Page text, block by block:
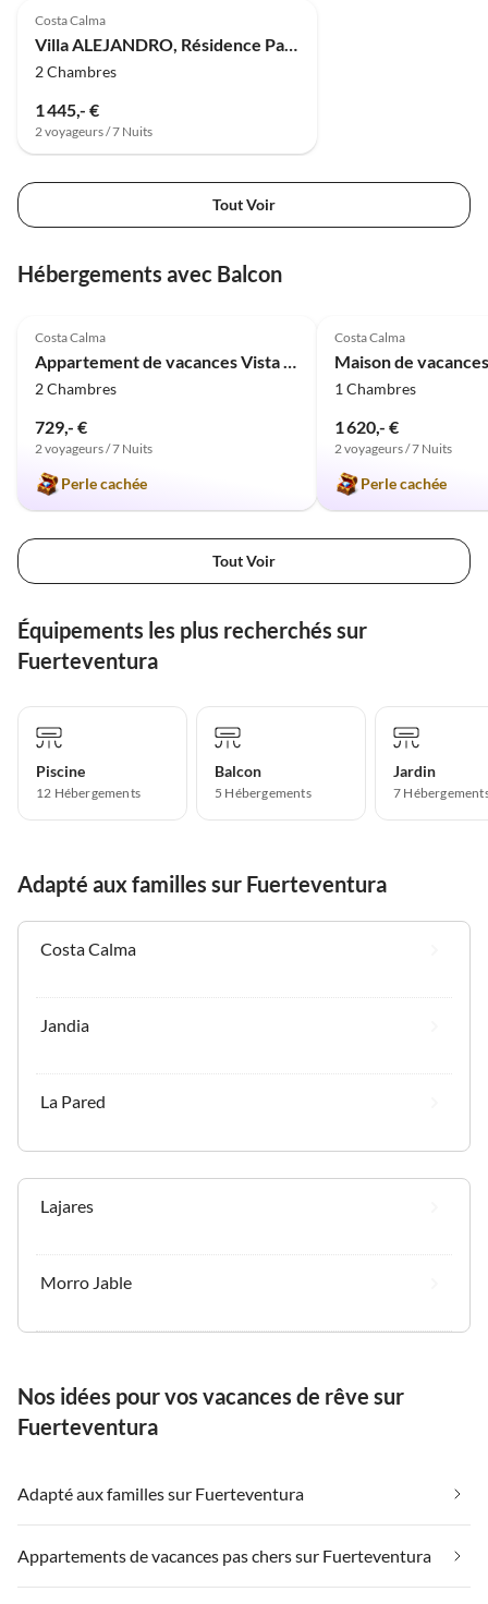
Costa Calma
Villa ALEJANDRO, Résidence Panorama Jardin
2 Chambres
1 445,- €
2 voyageurs / 7 Nuits
Tout Voir
Hébergements avec Balcon
Costa Calma
Appartement de vacances Vista Mar
2 Chambres
729,- €
2 voyageurs / 7 Nuits
Perle cachée
Costa Calma
1 Chambres
1 620,- €
2 voyageurs / 7 Nuits
Perle cachée
Tout Voir
Équipements les plus recherchés sur
Fuerteventura
Piscine
12 Hébergements
Balcon
5 Hébergements
Jardin
7
Adapté aux familles sur Fuerteventura
Costa Calma
Jandia
La Pared
Lajares
Morro Jable
Nos idées pour vos vacances de rêve sur
Fuerteventura
Adapté aux familles sur Fuerteventura
Appartements de vacances pas chers sur Fuerteventura